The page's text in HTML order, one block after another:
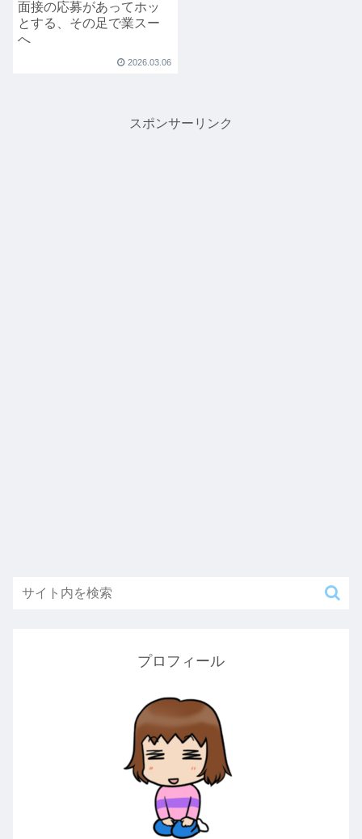
面接の応募があってホッ
とする、その足で業スー
へ
2026.03.06
スポンサーリンク
プロフィール